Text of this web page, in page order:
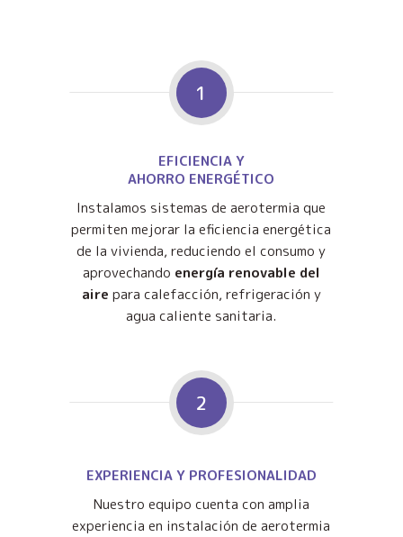
1
EFICIENCIA Y
AHORRO ENERGÉTICO
Instalamos sistemas de aerotermia que
permiten mejorar la eficiencia energética
de la vivienda, reduciendo el consumo y
aprovechando energía renovable del
aire para calefacción, refrigeración y
agua caliente sanitaria.
2
EXPERIENCIA Y PROFESIONALIDAD
Nuestro equipo cuenta con amplia
experiencia en instalación de aerotermia